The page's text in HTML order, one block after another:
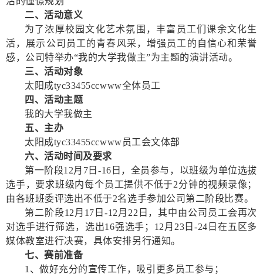
二、活动意义
为了浓厚校园文化艺术氛围，丰富员工们课余文化生
活，展示公司员工的青春风采，增强员工的自信心和荣誉
感，公司特举办“我的大学我做主”为主题的演讲活动。
三、活动对象
太阳成tyc33455ccwww全体员工
四、活动主题
我的大学我做主
五、主办
太阳成tyc33455ccwww员工会文体部
六、活动时间及要求
第一阶段12月7日-16日，全员参与，以班级为单位选拔
选手，要求班级内每个员工提供不低于2分钟的视频录像；
由各班班委评选出不低于2名选手参加公司第二阶段比赛。
第二阶段12月17日-12月22日，其中由公司员工会再次
对选手进行筛选，选出16强选手；12月23日-24日在五区多
媒体教室进行决赛，具体安排另行通知。
七、赛前准备
1、做好充分的宣传工作，吸引更多员工参与；